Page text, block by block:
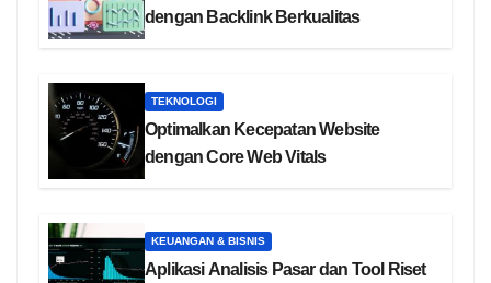
dengan Backlink Berkualitas
TEKNOLOGI
Optimalkan Kecepatan Website
dengan Core Web Vitals
KEUANGAN & BISNIS
Aplikasi Analisis Pasar dan Tool Riset